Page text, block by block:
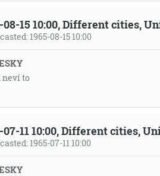
08-15 10:00, Different cities,
1965-08-15 10:00
neví to
07-11 10:00, Different cities,
1965-07-11 10:00